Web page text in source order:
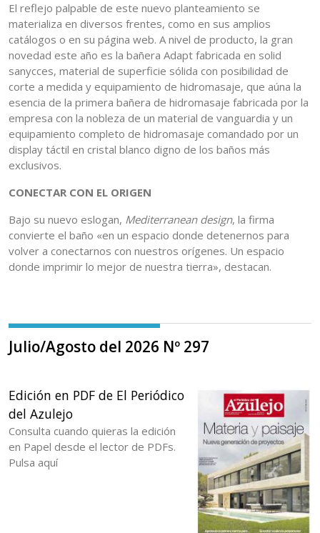
El reflejo palpable de este nuevo planteamiento se
materializa en diversos frentes, como en sus amplios
catálogos o en su página web. A nivel de producto, la gran
novedad este año es la bañera Adapt fabricada en solid
sanycces, material de superficie sólida con posibilidad de
corte a medida y equipamiento de hidromasaje, que aúna la
esencia de la primera bañera de hidromasaje fabricada por la
empresa con la nobleza de un material de vanguardia y un
equipamiento completo de hidromasaje comandado por un
display táctil en cristal blanco digno de los baños más
exclusivos.
CONECTAR CON EL ORIGEN
Bajo su nuevo eslogan, Mediterranean design, la firma
convierte el baño «en un espacio donde detenernos para
volver a conectarnos con nuestros orígenes. Un espacio
donde imprimir lo mejor de nuestra tierra», destacan.
Julio/Agosto del 2026 Nº 297
Edición en PDF de El Periódico
del Azulejo
Consulta cuando quieras la edición
en Papel desde el lector de PDFs.
Pulsa aquí